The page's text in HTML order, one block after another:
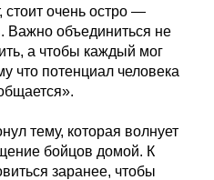
очень остро —
Важно объединиться не
а чтобы каждый мог
что потенциал человека
тему, которая волнует
бойцов домой. К
заранее, чтобы